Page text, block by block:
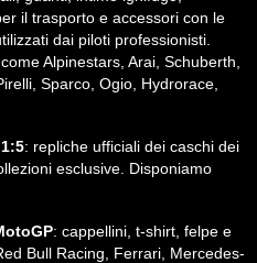
il trasporto e accessori con le
dai piloti professionisti.
Alpinestars, Arai, Schuberth,
Sparco, Ogio, Hydrorace,
: repliche ufficiali dei caschi dei
esclusive. Disponiamo
: cappellini, t-shirt, felpe e
Bull Racing, Ferrari, Mercedes-